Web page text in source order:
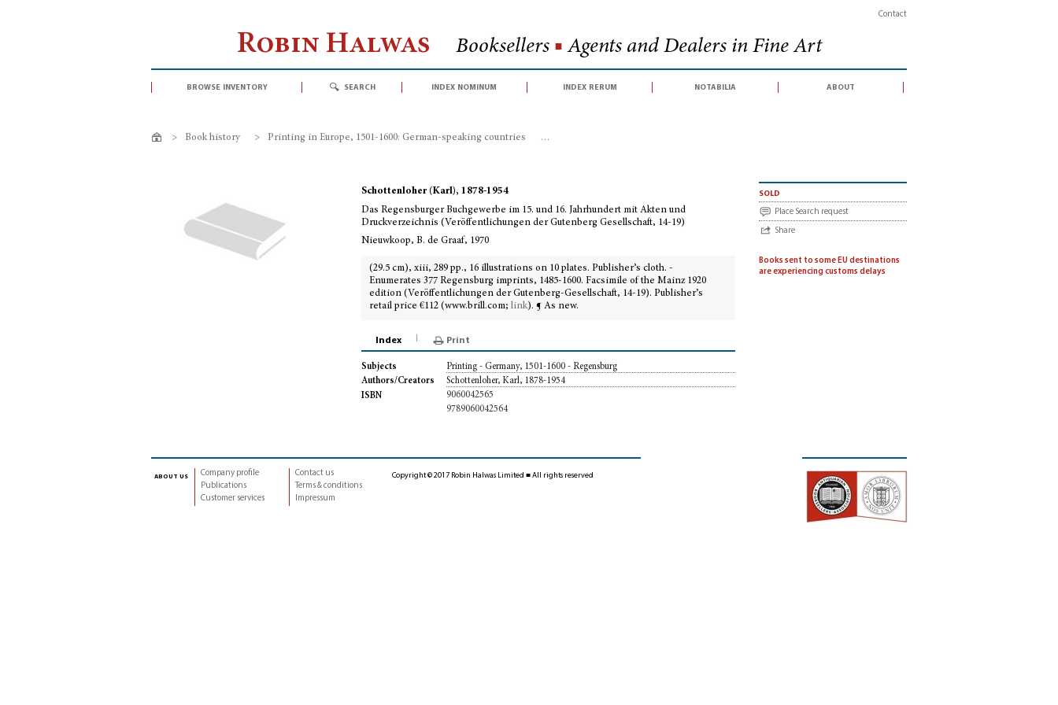
Contact
Robin Halwas Booksellers ■ Agents and Dealers in Fine Art
browse inventory search index nominum index rerum notabilia about
> Book history > Printing in Europe, 1501-1600: German-speaking countries >
Schottenloher (Karl), 1878-1954
Das Regensburger Buchgewerbe im 15. und 16. Jahrhundert mit Akten und
Druckverzeichnis (Veröffentlichungen der Gutenberg Gesellschaft, 14-19)
Nieuwkoop, B. de Graaf, 1970
(29.5 cm), xiii, 289 pp., 16 illustrations on 10 plates. Publisher’s cloth. -
Enumerates 377 Regensburg imprints, 1485-1600. Facsimile of the Mainz 1920
edition (Veröffentlichungen der Gutenberg-Gesellschaft, 14-19). Publisher’s
retail price €112 (www.brill.com;link). ¶ As new.
sold
Place Search request
Share
Books sent to some EU destinations
are experiencing customs delays
Index Print
Subjects
Printing - Germany, 1501-1600 - Regensburg
Authors/Creators
Schottenloher, Karl, 1878-1954
ISBN
9060042565
9789060042564
about us
Company profile
Publications
Customer services
Contact us
Terms & conditions
Impressum
Copyright © 2017 Robin Halwas Limited ■ All rights reserved